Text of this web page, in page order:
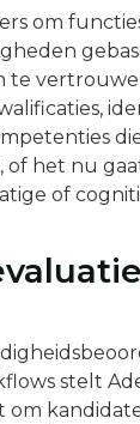
om
te
of het nu
of
stelt
om